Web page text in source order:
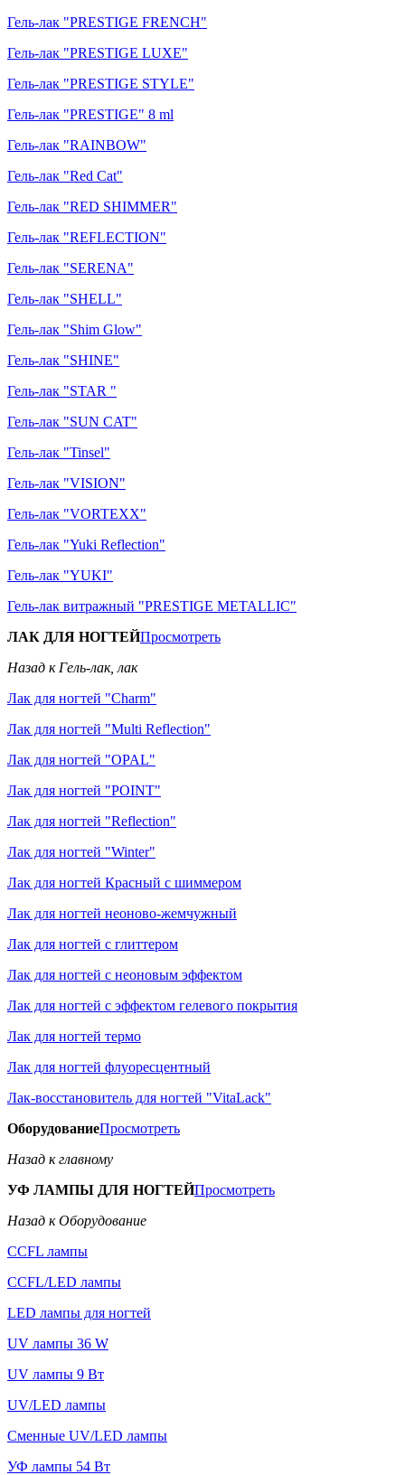
Гель-лак "PRESTIGE FRENCH"
Гель-лак "PRESTIGE LUXE"
Гель-лак "PRESTIGE STYLE"
Гель-лак "PRESTIGE" 8 ml
Гель-лак "RAINBOW"
Гель-лак "Red Cat"
Гель-лак "RED SHIMMER"
Гель-лак "REFLECTION"
Гель-лак "SERENA"
Гель-лак "SHELL"
Гель-лак "Shim Glow"
Гель-лак "SHINE"
Гель-лак "STAR "
Гель-лак "SUN CAT"
Гель-лак "Tinsel"
Гель-лак "VISION"
Гель-лак "VORTEXX"
Гель-лак "Yuki Reflection"
Гель-лак "YUKI"
Гель-лак витражный "PRESTIGE METALLIC"
ЛАК ДЛЯ НОГТЕЙПросмотреть
Назад к Гель-лак, лак
Лак для ногтей "Charm"
Лак для ногтей "Multi Reflection"
Лак для ногтей "OPAL"
Лак для ногтей "POINT"
Лак для ногтей "Reflection"
Лак для ногтей "Winter"
Лак для ногтей Красный с шиммером
Лак для ногтей неоново-жемчужный
Лак для ногтей с глиттером
Лак для ногтей с неоновым эффектом
Лак для ногтей с эффектом гелевого покрытия
Лак для ногтей термо
Лак для ногтей флуоресцентный
Лак-восстановитель для ногтей "VitaLack"
ОборудованиеПросмотреть
Назад к главному
УФ ЛАМПЫ ДЛЯ НОГТЕЙПросмотреть
Назад к Оборудование
CCFL лампы
CCFL/LED лампы
LED лампы для ногтей
UV лампы 36 W
UV лампы 9 Вт
UV/LED лампы
Сменные UV/LED лампы
УФ лампы 54 Вт